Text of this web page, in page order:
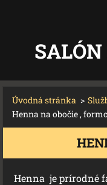
Úvodná stránka >
Henna na obočie ,
Henna je prírodné